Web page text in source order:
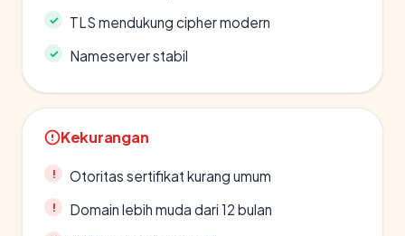
TLS mendukung cipher modern
Nameserver stabil
Kekurangan
Otoritas sertifikat kurang umum
Domain lebih muda dari 12 bulan